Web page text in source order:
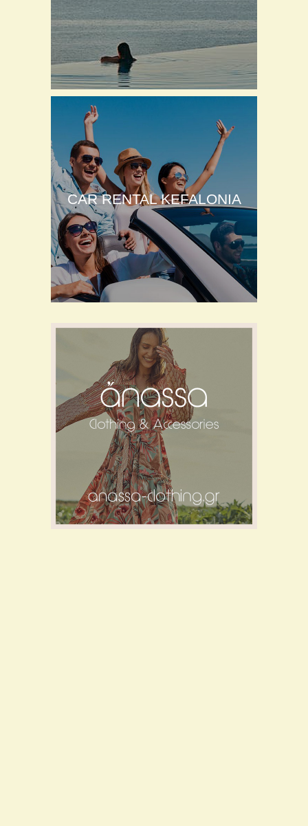
CAR RENTAL KEFALONIA